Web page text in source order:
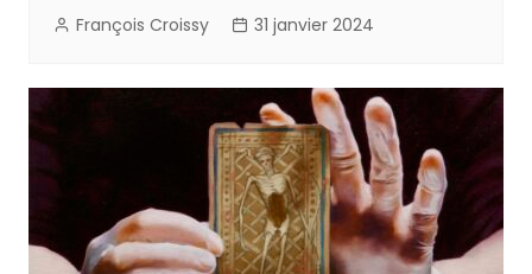
François Croissy 31 janvier 2024